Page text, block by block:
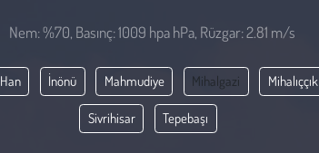
Nem: %70, Basınç: 1009 hpa hPa, Rüzgar: 2.81 m/s
Han İnönü Mahmudiye Mihalgazi Mihalıççık
Sivrihisar Tepebaşı